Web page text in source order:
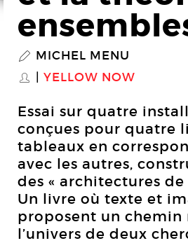
P MICHEL MENU
S YELLOW NOW
Essai sur quatre
conçues pour quatre
tableaux en
avec les autres,
des « architectures
Un livre où texte et
proposent un chemin
l’univers de deux